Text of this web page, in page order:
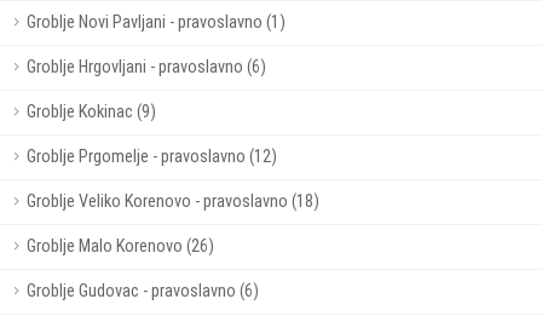
Groblje Novi Pavljani - pravoslavno (1)
Groblje Hrgovljani - pravoslavno (6)
Groblje Kokinac (9)
Groblje Prgomelje - pravoslavno (12)
Groblje Veliko Korenovo - pravoslavno (18)
Groblje Malo Korenovo (26)
Groblje Gudovac - pravoslavno (6)